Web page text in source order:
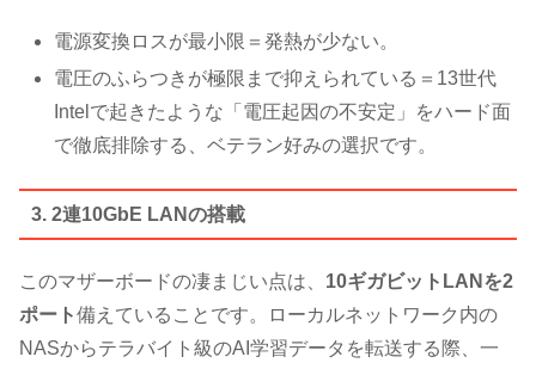
電源変換ロスが最小限＝発熱が少ない。
電圧のふらつきが極限まで抑えられている＝13世代
Intelで起きたような「電圧起因の不安定」をハード面
で徹底排除する、ベテラン好みの選択です。
3. 2連10GbE LANの搭載
このマザーボードの凄まじい点は、 10ギガビットLANを2
ポート備えていることです。ローカルネットワーク内の
NASからテラバイト級のAI学習データを転送する際、一